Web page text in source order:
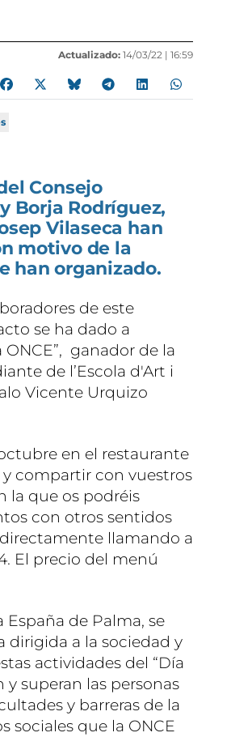
Actualizado: 14/03/22 | 16:59
Consejo
Borja Rodríguez,
Vilaseca han
motivo de la
han organizado.
de este
se ha dado a
ganador de la
de l’Escola d'Art i
Vicente Urquizo
en el restaurante
compartir con vuestros
la que os podréis
con otros sentidos
directamente llamando a
4. El precio del menú
de Palma, se
dirigida a la sociedad y
actividades del “Día
y superan las personas
y barreras de la
sociales que la ONCE